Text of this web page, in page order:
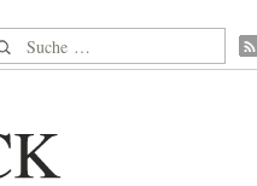
nach: